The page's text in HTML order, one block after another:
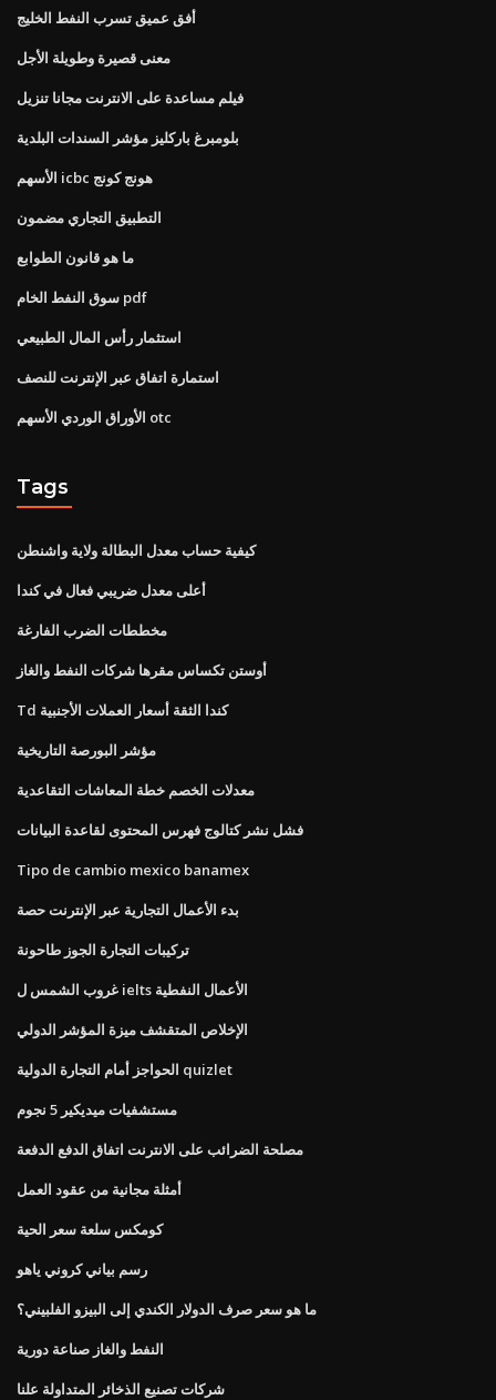
أفق عميق تسرب النفط الخليج
معنى قصيرة وطويلة الأجل
فيلم مساعدة على الانترنت مجانا تنزيل
بلومبرغ باركليز مؤشر السندات البلدية
الأسهم icbc هونج كونج
التطبيق التجاري مضمون
ما هو قانون الطوابع
سوق النفط الخام pdf
استثمار رأس المال الطبيعي
استمارة اتفاق عبر الإنترنت للنصف
الأوراق الوردي الأسهم otc
Tags
كيفية حساب معدل البطالة ولاية واشنطن
أعلى معدل ضريبي فعال في كندا
مخططات الضرب الفارغة
أوستن تكساس مقرها شركات النفط والغاز
Td كندا الثقة أسعار العملات الأجنبية
مؤشر البورصة التاريخية
معدلات الخصم خطة المعاشات التقاعدية
فشل نشر كتالوج فهرس المحتوى لقاعدة البيانات
Tipo de cambio mexico banamex
بدء الأعمال التجارية عبر الإنترنت حصة
تركيبات التجارة الجوز طاحونة
غروب الشمس ل ielts الأعمال النفطية
الإخلاص المتقشف ميزة المؤشر الدولي
الحواجز أمام التجارة الدولية quizlet
مستشفيات ميديكير 5 نجوم
مصلحة الضرائب على الانترنت اتفاق الدفع الدفعة
أمثلة مجانية من عقود العمل
كومكس سلعة سعر الحية
رسم بياني كروني ياهو
ما هو سعر صرف الدولار الكندي إلى البيزو الفلبيني؟
النفط والغاز صناعة دورية
شركات تصنيع الذخائر المتداولة علنا